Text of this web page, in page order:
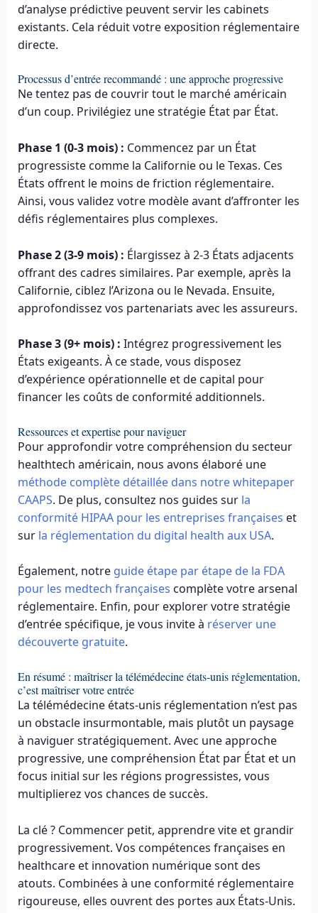
d’analyse prédictive peuvent servir les cabinets
existants. Cela réduit votre exposition réglementaire
directe.
Processus d’entrée recommandé : une approche progressive
Ne tentez pas de couvrir tout le marché américain
d’un coup. Privilégiez une stratégie État par État.
Phase 1 (0-3 mois) : Commencez par un État
progressiste comme la Californie ou le Texas. Ces
États offrent le moins de friction réglementaire.
Ainsi, vous validez votre modèle avant d’affronter les
défis réglementaires plus complexes.
Phase 2 (3-9 mois) : Élargissez à 2-3 États adjacents
offrant des cadres similaires. Par exemple, après la
Californie, ciblez l’Arizona ou le Nevada. Ensuite,
approfondissez vos partenariats avec les assureurs.
Phase 3 (9+ mois) : Intégrez progressivement les
États exigeants. À ce stade, vous disposez
d’expérience opérationnelle et de capital pour
financer les coûts de conformité additionnels.
Ressources et expertise pour naviguer
Pour approfondir votre compréhension du secteur
healthtech américain, nous avons élaboré une
méthode complète détaillée dans notre whitepaper
CAAPS. De plus, consultez nos guides sur la
conformité HIPAA pour les entreprises françaises et
sur la réglementation du digital health aux USA.
Également, notre guide étape par étape de la FDA
pour les medtech françaises complète votre arsenal
réglementaire. Enfin, pour explorer votre stratégie
d’entrée spécifique, je vous invite à réserver une
découverte gratuite.
En résumé : maîtriser la télémédecine états-unis réglementation,
c’est maîtriser votre entrée
La télémédecine états-unis réglementation n’est pas
un obstacle insurmontable, mais plutôt un paysage
à naviguer stratégiquement. Avec une approche
progressive, une compréhension État par État et un
focus initial sur les régions progressistes, vous
multiplierez vos chances de succès.
La clé ? Commencer petit, apprendre vite et grandir
progressivement. Vos compétences françaises en
healthcare et innovation numérique sont des
atouts. Combinées à une conformité réglementaire
rigoureuse, elles ouvrent des portes aux États-Unis.